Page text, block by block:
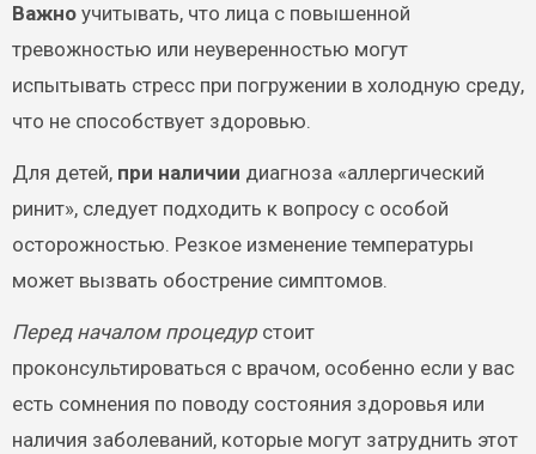
Важноучитывать, что лица с повышенной
тревожностью или неуверенностью могут
испытывать стресс при погружении в холодную среду,
что не способствует здоровью.
Для детей, при наличии диагноза «аллергический
ринит», следует подходить к вопросу с особой
осторожностью. Резкое изменение температуры
может вызвать обострение симптомов.
Перед началом процедурстоит
проконсультироваться с врачом, особенно если у вас
есть сомнения по поводу состояния здоровья или
наличия заболеваний, которые могут затруднить этот